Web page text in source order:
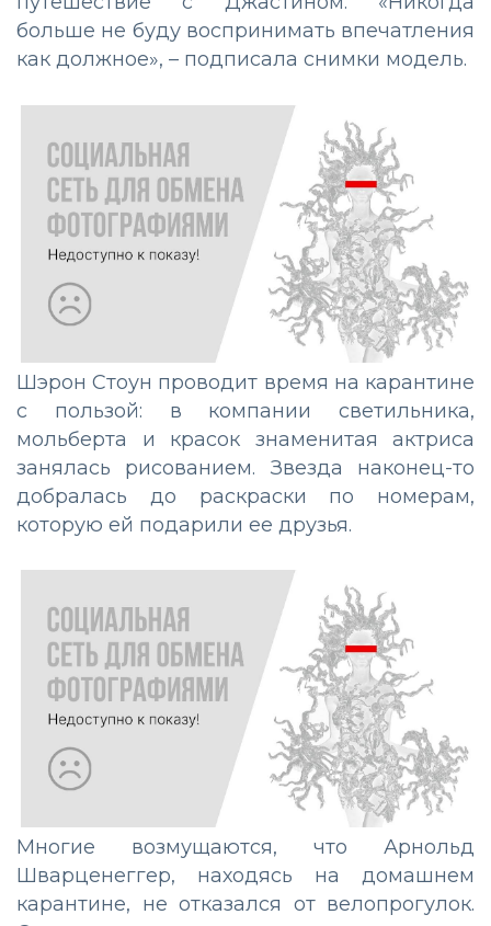
больше не буду воспринимать впечатления
как должное», – подписала снимки модель.
Шэрон Стоун проводит время на карантине
с пользой: в компании светильника,
мольберта и красок знаменитая актриса
занялась рисованием. Звезда наконец-то
добралась до раскраски по номерам,
которую ей подарили ее друзья.
Многие возмущаются, что Арнольд
Шварценеггер, находясь на домашнем
карантине, не отказался от велопрогулок.